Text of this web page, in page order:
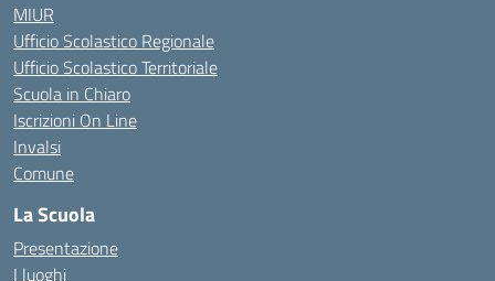
MIUR
Ufficio Scolastico Regionale
Ufficio Scolastico Territoriale
Scuola in Chiaro
Iscrizioni On Line
Invalsi
Comune
La Scuola
Presentazione
I luoghi